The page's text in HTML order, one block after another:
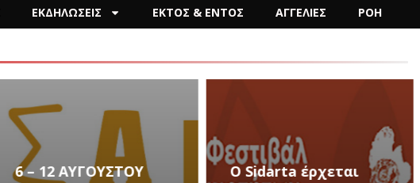
ΕΚΔΗΛΩΣΕΙΣ ΕΚΤΟΣ & ΕΝΤΟΣ ΑΓΓΕΛΙΕΣ ΡΟΗ
Ο Sidarta έρχεται